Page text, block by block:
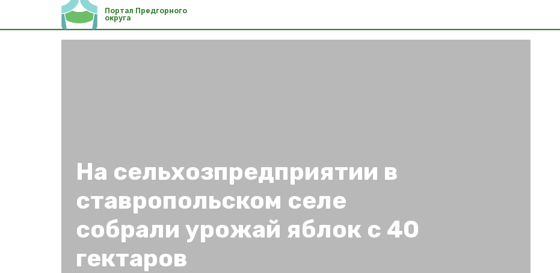
Портал Предгорного
округа
На сельхозпредприятии в
ставропольском селе
собрали урожай яблок с 40
гектаров